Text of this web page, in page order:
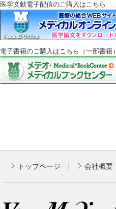
医学文献電子配信のご購入はこちら
電子書籍のご購入はこちら（一部書籍）
トップページ 会社概要